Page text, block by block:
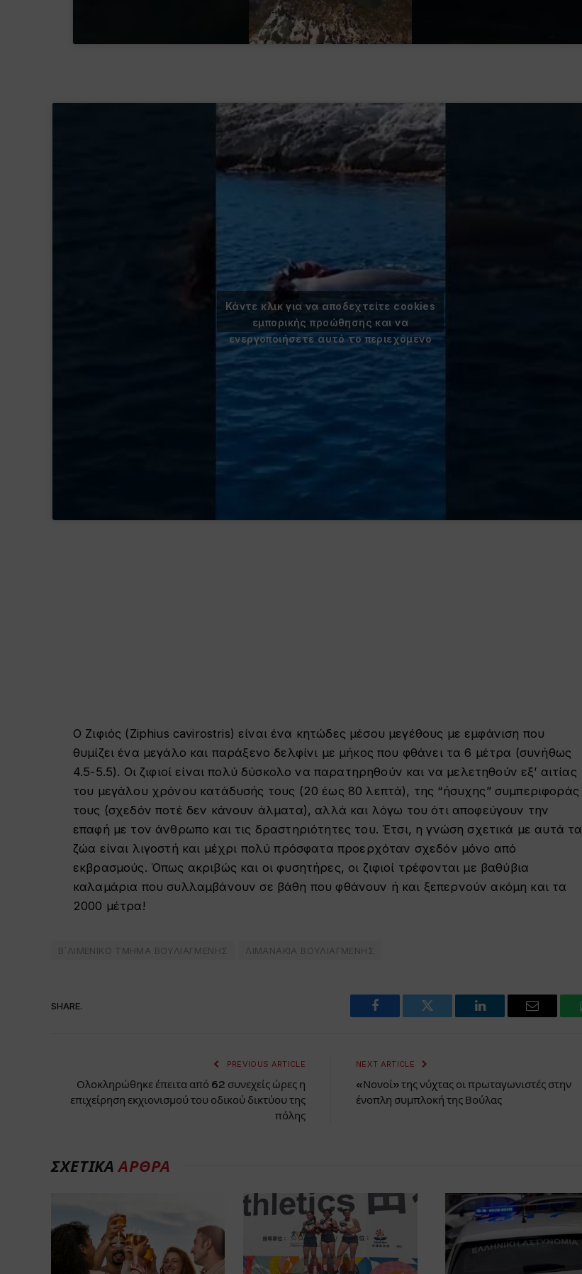
Κάντε κλικ για να αποδεχτείτε cookies
εμπορικής προώθησης και να
ενεργοποιήσετε αυτό το περιεχόμενο
Ο Ζιφιός (Ziphius cavirostris) είναι ένα κητώδες μέσου μεγέθους με εμφάνιση που
θυμίζει ένα μεγάλο και παράξενο δελφίνι με μήκος που φθάνει τα 6 μέτρα (συνήθως
4.5-5.5). Οι ζιφιοί είναι πολύ δύσκολο να παρατηρηθούν και να μελετηθούν εξ’ αιτίας
του μεγάλου χρόνου κατάδυσής τους (20 έως 80 λεπτά), της “ήσυχης” συμπεριφοράς
τους (σχεδόν ποτέ δεν κάνουν άλματα), αλλά και λόγω του ότι αποφεύγουν την
επαφή με τον άνθρωπο και τις δραστηριότητες του. Έτσι, η γνώση σχετικά με αυτά τα
ζώα είναι λιγοστή και μέχρι πολύ πρόσφατα προερχόταν σχεδόν μόνο από
εκβρασμούς. Όπως ακριβώς και οι φυσητήρες, οι ζιφιοί τρέφονται με βαθύβια
καλαμάρια που συλλαμβάνουν σε βάθη που φθάνουν ή και ξεπερνούν ακόμη και τα
2000 μέτρα!
Β´ΛΙΜΕΝΙΚΟ ΤΜΗΜΑ ΒΟΥΛΙΑΓΜΕΝΗΣ ΛΙΜΑΝΑΚΙΑ ΒΟΥΛΙΑΓΜΕΝΗΣ
SHARE.
Facebook Twitter LinkedIn Email
PREVIOUS ARTICLE
Ολοκληρώθηκε έπειτα από 62 συνεχείς ώρες η
επιχείρηση εκχιονισμού του οδικού δικτύου της
πόλης
NEXT ARTICLE
«Νονοί» της νύχτας οι πρωταγωνιστές στην
ένοπλη συμπλοκή της Βούλας
ΣΧΕΤΙΚΑΑΡΘΡΑ